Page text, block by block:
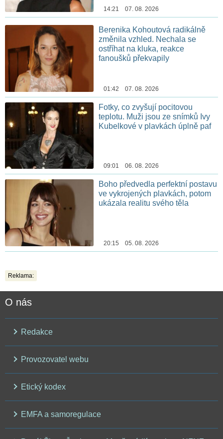
14:21 07. 08. 2026
Berenika Kohoutová radikálně
změnila vzhled. Nechala se
ostříhat na kluka, reakce
fanoušků překvapily
01:42 07. 08. 2026
Fotky, co zvyšují pocitovou
teplotu. Muži jsou ze snímků Ivy
Kubelkové v plavkách úplně paf
09:01 06. 08. 2026
Boho předvedla perfektní postavu
ve vykrojených plavkách, potom
ukázala realitu svého těla
20:15 05. 08. 2026
Reklama:
O nás
Redakce
Provozovatel webu
Etický kodex
EMFA a samoregulace